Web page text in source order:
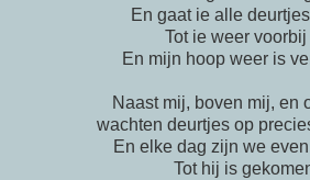
En gaat ie alle
Tot ie weer voorbij
En mijn hoop weer is
Naast mij, boven mij, en
wachten deurtjes op
En elke dag zijn we
Tot hij is